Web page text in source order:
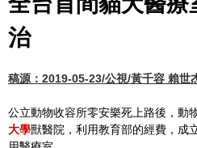
治
稿源：2019-05-23/公視/黃千容 賴世
公立動物收容所零安樂死上路後，動
大學獸醫院，利用教育部的經費，成